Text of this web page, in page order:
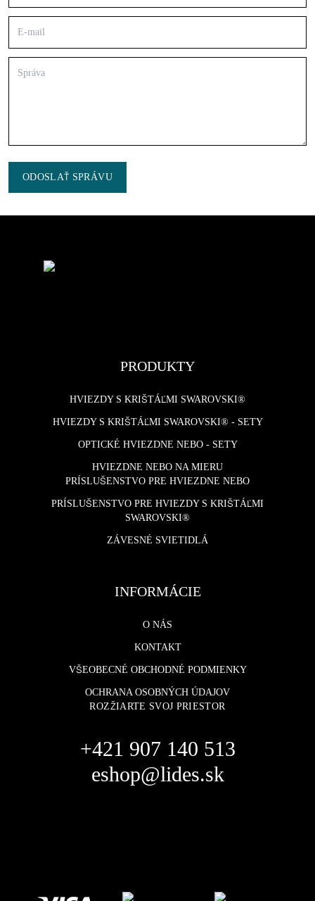
ODOSLAŤ SPRÁVU
PRODUKTY
HVIEZDY S KRIŠTÁĽMI SWAROVSKI®
HVIEZDY S KRIŠTÁĽMI SWAROVSKI® - SETY
OPTICKÉ HVIEZDNE NEBO - SETY
HVIEZDNE NEBO NA MIERU
PRÍSLUŠENSTVO PRE HVIEZDNE NEBO
PRÍSLUŠENSTVO PRE HVIEZDY S KRIŠTÁĽMI
SWAROVSKI®
ZÁVESNÉ SVIETIDLÁ
INFORMÁCIE
O NÁS
KONTAKT
VŠEOBECNÉ OBCHODNÉ PODMIENKY
OCHRANA OSOBNÝCH ÚDAJOV
ROZŽIARTE SVOJ PRIESTOR
+421 907 140 513
eshop@lides.sk